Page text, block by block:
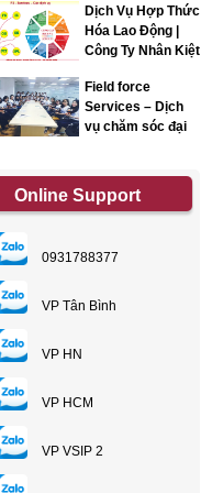
Dịch Vụ Hợp Thức
Hóa Lao Động |
Công Ty Nhân Kiệt
Field force
Services – Dịch
vụ chăm sóc đại
Online Support
0931788377
VP Tân Bình
VP HN
VP HCM
VP VSIP 2